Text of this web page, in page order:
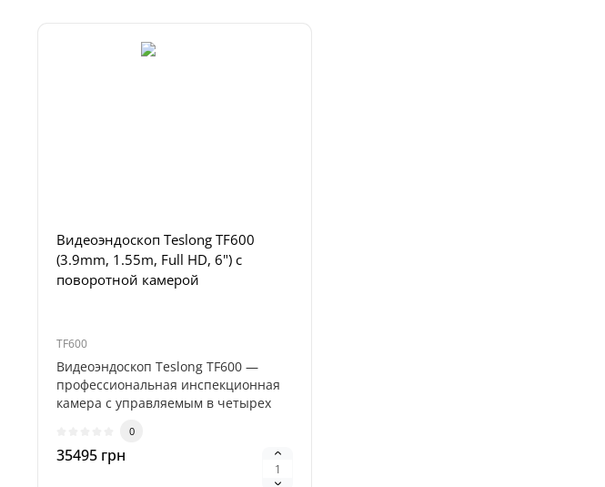
Видеоэндоскоп Teslong TF600
(3.9mm, 1.55m, Full HD, 6") с
поворотной камерой
TF600
Видеоэндоскоп Teslong TF600 —
профессиональная инспекционная
камера с управляемым в четырех
0
35495 грн